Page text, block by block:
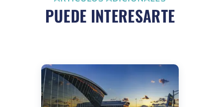
PUEDE INTERESARTE